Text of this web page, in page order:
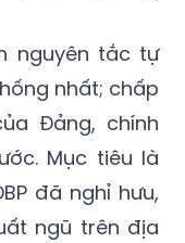
nguyên tắc tự
nhất; chấp
Đảng, chính
Mục tiêu là
đã nghỉ hưu,
ngũ trên địa